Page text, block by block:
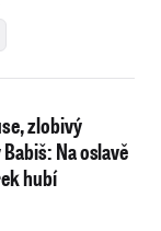
zlobivý
Na oslavě
hubí